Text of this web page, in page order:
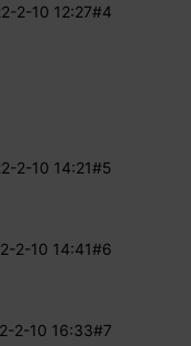
#4
2-10 12:27
#5
2-10 14:21
#6
2-10 14:41
#7
2-10 16:33